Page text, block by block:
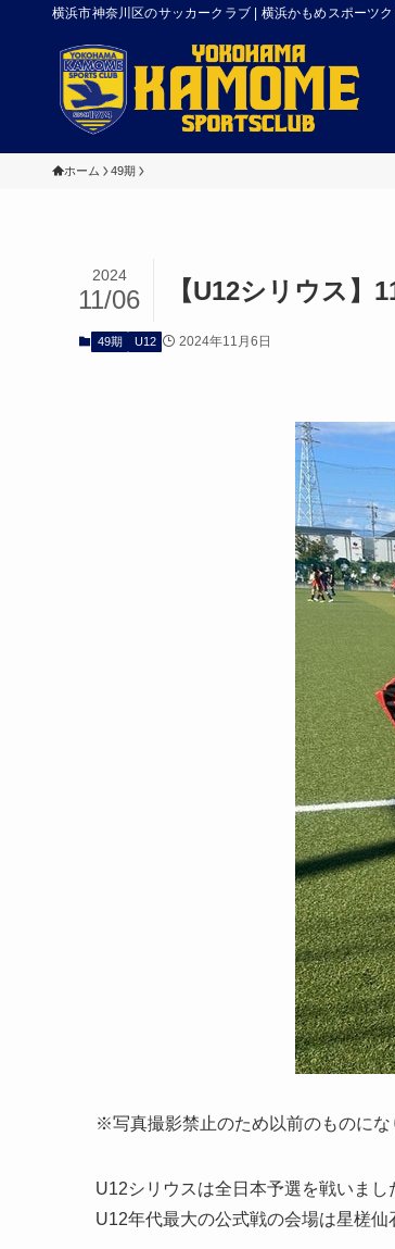
横浜市神奈川区のサッカークラブ | 横浜かもめスポーツ
ホーム 49期
【U12シリウス】
2024
11/06
49期 U12 2024年11月6日
※写真撮影禁止のため以前のものにな
U12シリウスは全日本予選を戦いまし
U12年代最大の公式戦の会場は星槎仙